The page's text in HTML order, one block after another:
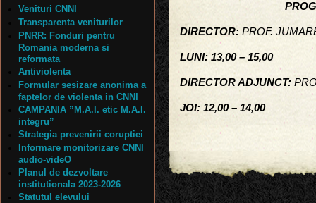
DIRECTOR: PROF.
LUNI: 13,00 – 15,00
DIRECTOR ADJUNCT:
JOI: 12,00 – 14,00
Venituri CNNI
Transparenta veniturilor
PNRR: Fonduri pentru
Romania moderna si
reformata
Antiviolenta
Formular sesizare anonima a
faptelor de violenta in CNNI
CAMPANIA ”M.A.I. etic M.A.I.
integru”
Strategia prevenirii coruptiei
Informare monitorizare CNNI
audio-videO
Planul de dezvoltare
institutionala 2023-2026
Statutul elevului